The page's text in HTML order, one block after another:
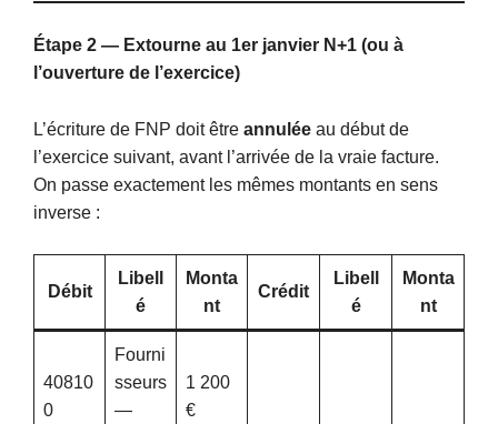
Étape 2 — Extourne au 1er janvier N+1 (ou à
l’ouverture de l’exercice)
L’écriture de FNP doit être annulée au début de
l’exercice suivant, avant l’arrivée de la vraie facture.
On passe exactement les mêmes montants en sens
inverse :
Débit
Libell
é
Monta
nt
Crédit
Libell
é
Monta
nt
40810
0
Fourni
sseurs
—
1 200
€